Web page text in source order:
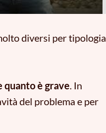
diversi per tipologia
quanto è grave. In
del problema e per